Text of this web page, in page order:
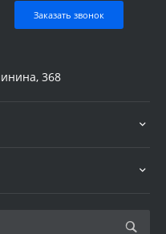
Заказать звонок
368